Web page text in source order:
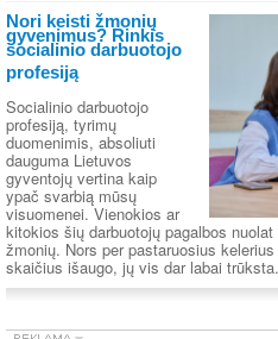
Nori keisti žmonių
gyvenimus? Rinkis
socialinio darbuotojo
profesiją
Socialinio darbuotojo
profesiją, tyrimų
duomenimis, absoliuti
dauguma Lietuvos
gyventojų vertina kaip
ypač svarbią mūsų
visuomenei. Vienokios ar
kitokios šių darbuotojų pagalbos
žmonių. Nors per pastaruosius
skaičius išaugo, jų vis dar labai trūksta.